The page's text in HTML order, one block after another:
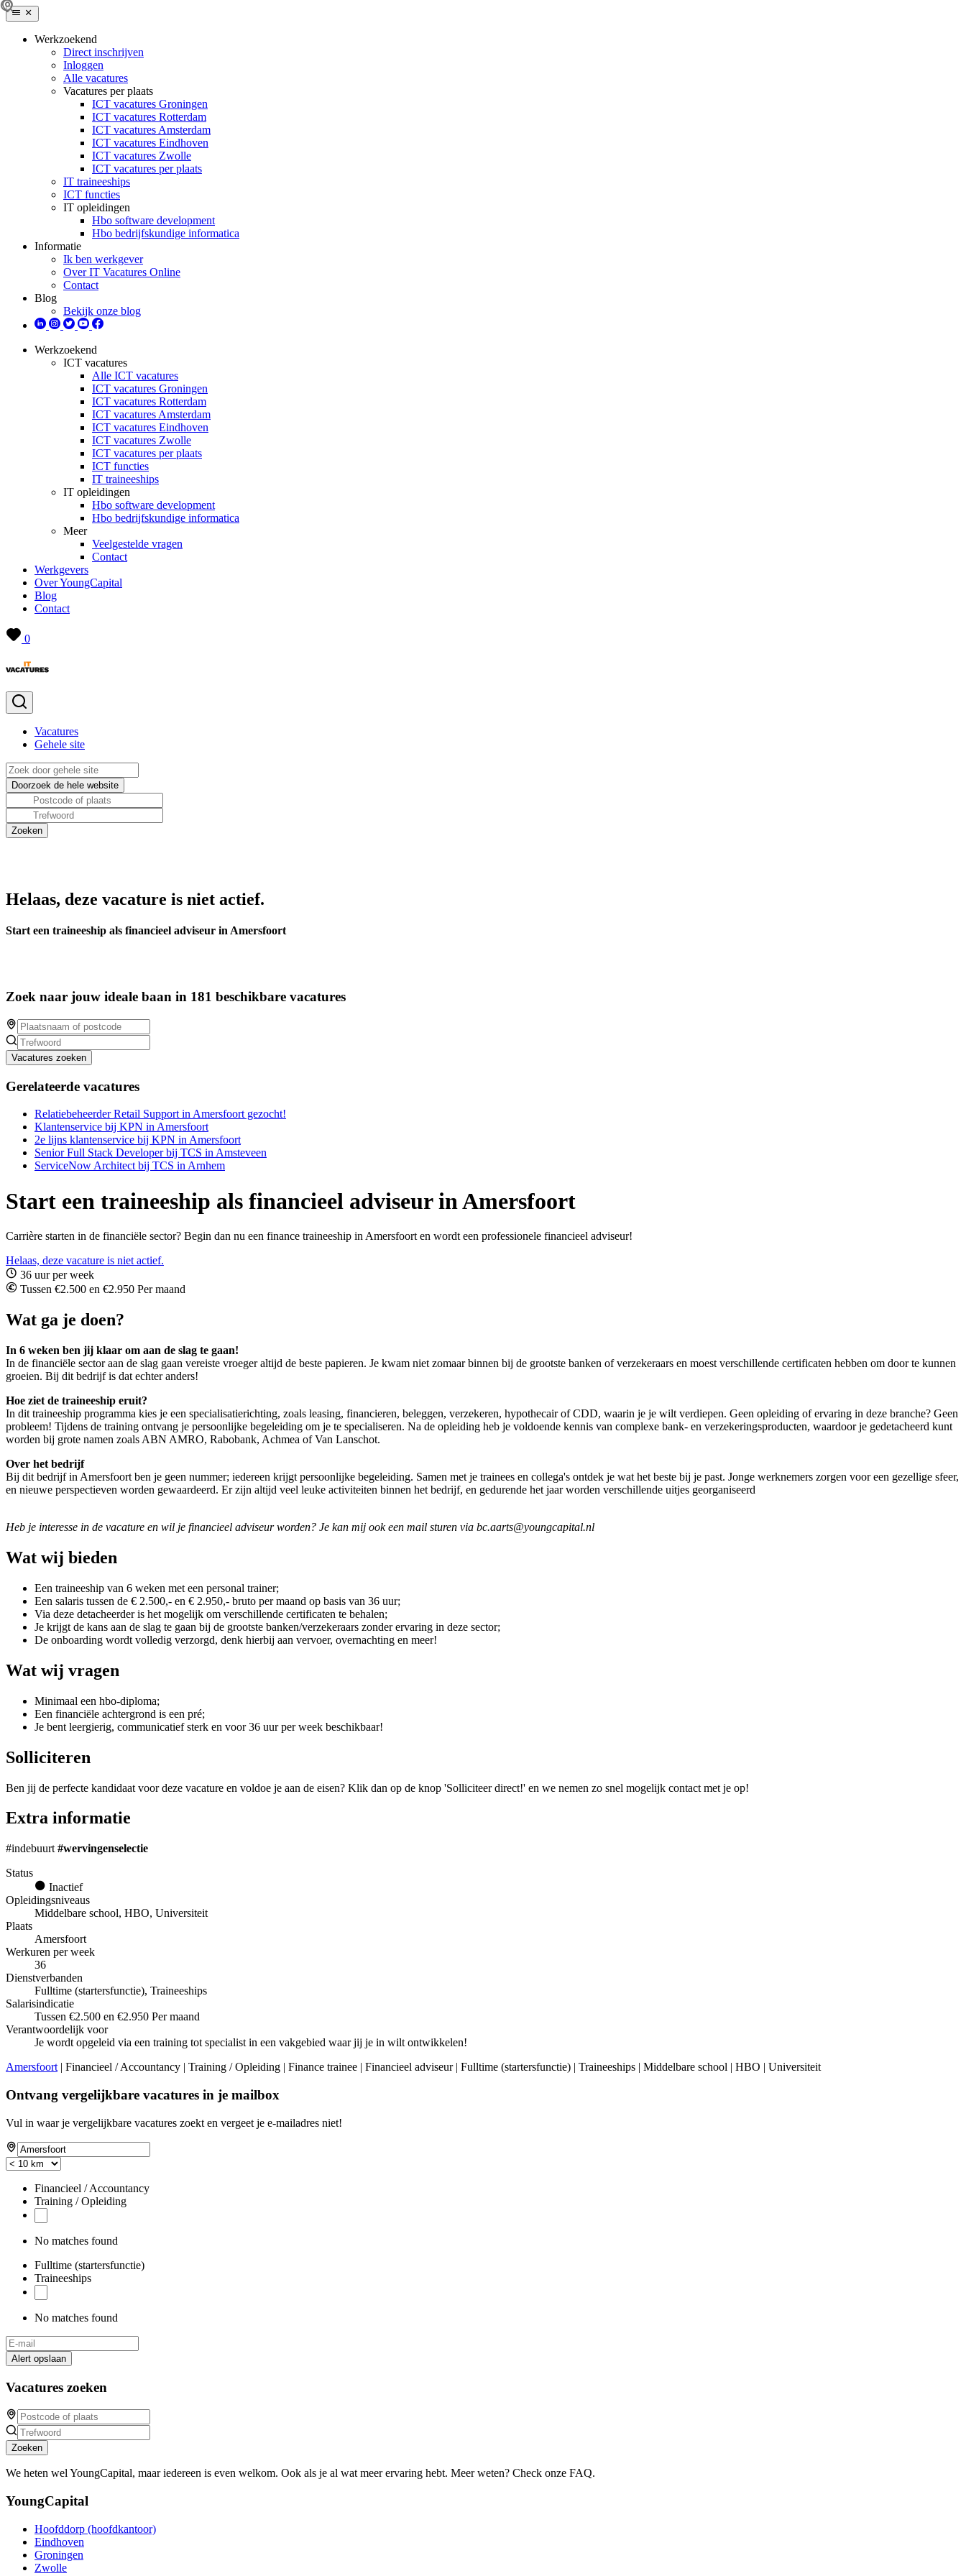
Werkzoekend
Direct inschrijven
Inloggen
Alle vacatures
Vacatures per plaats
ICT vacatures Groningen
ICT vacatures Rotterdam
ICT vacatures Amsterdam
ICT vacatures Eindhoven
ICT vacatures Zwolle
ICT vacatures per plaats
IT traineeships
ICT functies
IT opleidingen
Hbo software development
Hbo bedrijfskundige informatica
Informatie
Ik ben werkgever
Over IT Vacatures Online
Contact
Blog
Bekijk onze blog
Werkzoekend
ICT vacatures
Alle ICT vacatures
ICT vacatures Groningen
ICT vacatures Rotterdam
ICT vacatures Amsterdam
ICT vacatures Eindhoven
ICT vacatures Zwolle
ICT vacatures per plaats
ICT functies
IT traineeships
IT opleidingen
Hbo software development
Hbo bedrijfskundige informatica
Meer
Veelgestelde vragen
Contact
Werkgevers
Over YoungCapital
Blog
Contact
0
Vacatures
Gehele site
Helaas, deze vacature is niet actief.
Start een traineeship als financieel adviseur in Amersfoort
Zoek naar jouw ideale baan in 181 beschikbare vacatures
Vacatures zoeken
Gerelateerde vacatures
Relatiebeheerder Retail Support in Amersfoort gezocht!
Klantenservice bij KPN in Amersfoort
2e lijns klantenservice bij KPN in Amersfoort
Senior Full Stack Developer bij TCS in Amsteveen
ServiceNow Architect bij TCS in Arnhem
Start een traineeship als financieel adviseur in Amersfoort
Carrière starten in de financiële sector? Begin dan nu een finance traineeship in Amersfoort en wordt een professionele financieel adviseur!
Helaas, deze vacature is niet actief.
36 uur per week
Tussen €2.500 en €2.950 Per maand
Wat ga je doen?
In 6 weken ben jij klaar om aan de slag te gaan!
In de financiële sector aan de slag gaan vereiste vroeger altijd de beste papieren. Je kwam niet zomaar binnen bij de grootste banken of verzekeraars en moest verschillende certificaten hebben om door te kunnen
groeien. Bij dit bedrijf is dat echter anders!
Hoe ziet de traineeship eruit?
In dit traineeship programma kies je een specialisatierichting, zoals leasing, financieren, beleggen, verzekeren, hypothecair of CDD, waarin je je wilt verdiepen. Geen opleiding of ervaring in deze branche? Geen
probleem! Tijdens de training ontvang je persoonlijke begeleiding om je te specialiseren. Na de opleiding heb je voldoende kennis van complexe bank- en verzekeringsproducten, waardoor je gedetacheerd kunt
worden bij grote namen zoals ABN AMRO, Rabobank, Achmea of Van Lanschot.
Over het bedrijf
Bij dit bedrijf in Amersfoort ben je geen nummer; iedereen krijgt persoonlijke begeleiding. Samen met je trainees en collega's ontdek je wat het beste bij je past. Jonge werknemers zorgen voor een gezellige sfeer,
en nieuwe perspectieven worden gewaardeerd. Er zijn altijd veel leuke activiteiten binnen het bedrijf, en gedurende het jaar worden verschillende uitjes georganiseerd
Heb je interesse in de vacature en wil je financieel adviseur worden? Je kan mij ook een mail sturen via bc.aarts@youngcapital.nl
Wat wij bieden
Een traineeship van 6 weken met een personal trainer;
Een salaris tussen de € 2.500,- en € 2.950,- bruto per maand op basis van 36 uur;
Via deze detacheerder is het mogelijk om verschillende certificaten te behalen;
Je krijgt de kans aan de slag te gaan bij de grootste banken/verzekeraars zonder ervaring in deze sector;
De onboarding wordt volledig verzorgd, denk hierbij aan vervoer, overnachting en meer!
Wat wij vragen
Minimaal een hbo-diploma;
Een financiële achtergrond is een pré;
Je bent leergierig, communicatief sterk en voor 36 uur per week beschikbaar!
Solliciteren
Ben jij de perfecte kandidaat voor deze vacature en voldoe je aan de eisen? Klik dan op de knop 'Solliciteer direct!' en we nemen zo snel mogelijk contact met je op!
Extra informatie
#indebuurt #wervingenselectie
Status
Inactief
Opleidingsniveaus
Middelbare school, HBO, Universiteit
Plaats
Amersfoort
Werkuren per week
36
Dienstverbanden
Fulltime (startersfunctie), Traineeships
Salarisindicatie
Tussen €2.500 en €2.950 Per maand
Verantwoordelijk voor
Je wordt opgeleid via een training tot specialist in een vakgebied waar jij je in wilt ontwikkelen!
Amersfoort | Financieel / Accountancy | Training / Opleiding | Finance trainee | Financieel adviseur | Fulltime (startersfunctie) | Traineeships | Middelbare school | HBO | Universiteit
Ontvang vergelijkbare vacatures in je mailbox
Vul in waar je vergelijkbare vacatures zoekt en vergeet je e-mailadres niet!
Financieel / Accountancy
Training / Opleiding
No matches found
Fulltime (startersfunctie)
Traineeships
No matches found
Alert opslaan
Vacatures zoeken
Zoeken
We heten wel YoungCapital, maar iedereen is even welkom. Ook als je al wat meer ervaring hebt. Meer weten? Check onze FAQ.
YoungCapital
Hoofddorp (hoofdkantoor)
Eindhoven
Groningen
Zwolle